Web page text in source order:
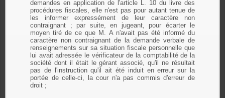
demandes en application de l'article L. 10 du livre des
procédures fiscales, elle n'est pas pour autant tenue de
les informer expressément de leur caractère non
contraignant ; par suite, en jugeant, pour écarter le
moyen tiré de ce que M. A n'avait pas été informé du
caractère non contraignant de la demande verbale de
renseignements sur sa situation fiscale personnelle que
lui avait adressée le vérificateur de la comptabilité de la
société dont il était le gérant associé, qu'il ne résultait
pas de l'instruction qu'il ait été induit en erreur sur la
portée de celle-ci, la cour n'a pas commis d'erreur de
droit ;